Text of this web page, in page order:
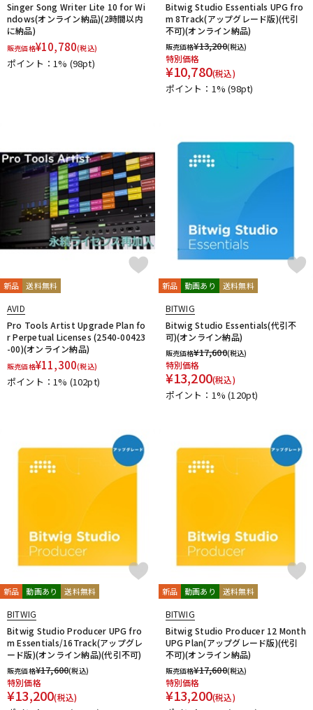
Singer Song Writer Lite 10 for Wi
ndows(オンライン納品)(2時間以内
に納品)
販売価格¥10,780(税込)
ポイント：1% (98pt)
Bitwig Studio Essentials UPG fro
m 8Track(アップグレード版)(代引
不可)(オンライン納品)
販売価格¥13,200(税込)
特別価格
¥10,780(税込)
ポイント：1%(98pt)
新品 送料無料
AVID
Pro Tools Artist Upgrade Plan fo
r Perpetual Licenses (2540-00423
-00)(オンライン納品)
販売価格¥11,300(税込)
ポイント：1% (102pt)
新品 動画あり 送料無料
BITWIG
Bitwig Studio Essentials(代引不
可)(オンライン納品)
販売価格¥17,600(税込)
特別価格
¥13,200(税込)
ポイント：1%(120pt)
新品 動画あり 送料無料
BITWIG
Bitwig Studio Producer UPG fro
m Essentials/16Track(アップグレ
ード版)(オンライン納品)(代引不可)
販売価格¥17,600(税込)
特別価格
¥13,200(税込)
新品 動画あり 送料無料
BITWIG
Bitwig Studio Producer 12 Month
UPG Plan(アップグレード版)(代引
不可)(オンライン納品)
販売価格¥17,600(税込)
特別価格
¥13,200(税込)